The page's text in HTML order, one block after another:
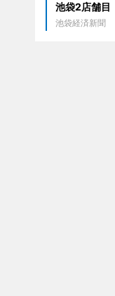
池袋2店舗目
池袋経済新聞